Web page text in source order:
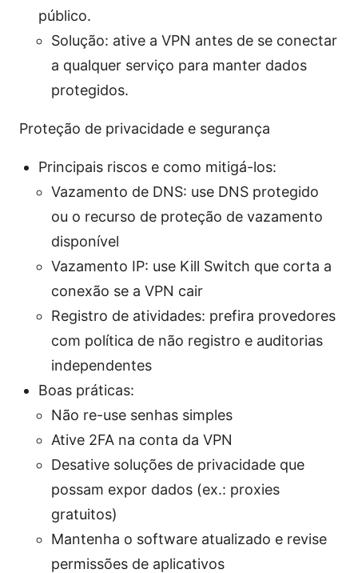
público.
Solução: ative a VPN antes de se conectar
a qualquer serviço para manter dados
protegidos.
Proteção de privacidade e segurança
Principais riscos e como mitigá-los:
Vazamento de DNS: use DNS protegido
ou o recurso de proteção de vazamento
disponível
Vazamento IP: use Kill Switch que corta a
conexão se a VPN cair
Registro de atividades: prefira provedores
com política de não registro e auditorias
independentes
Boas práticas:
Não re-use senhas simples
Ative 2FA na conta da VPN
Desative soluções de privacidade que
possam expor dados (ex.: proxies
gratuitos)
Mantenha o software atualizado e revise
permissões de aplicativos